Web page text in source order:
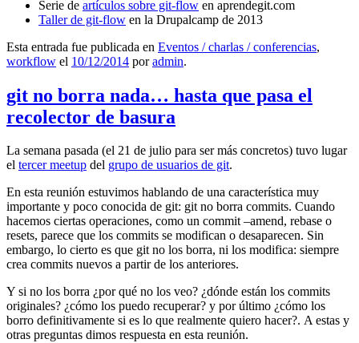
Serie de artículos sobre git-flow en aprendegit.com
Taller de git-flow en la Drupalcamp de 2013
Esta entrada fue publicada en Eventos / charlas / conferencias,
workflow el 10/12/2014 poradmin.
git no borra nada… hasta que pasa el
recolector de basura
La semana pasada (el 21 de julio para ser más concretos) tuvo lugar
el tercer meetup del grupo de usuarios de git.
En esta reunión estuvimos hablando de una característica muy
importante y poco conocida de git: git no borra commits. Cuando
hacemos ciertas operaciones, como un commit –amend, rebase o
resets, parece que los commits se modifican o desaparecen. Sin
embargo, lo cierto es que git no los borra, ni los modifica: siempre
crea commits nuevos a partir de los anteriores.
Y si no los borra ¿por qué no los veo? ¿dónde están los commits
originales? ¿cómo los puedo recuperar? y por último ¿cómo los
borro definitivamente si es lo que realmente quiero hacer?. A estas y
otras preguntas dimos respuesta en esta reunión.